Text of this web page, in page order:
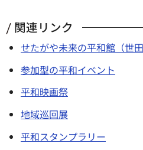
関連リンク
せたがや未来の平和館（世
参加型の平和イベント
平和映画祭
地域巡回展
平和スタンプラリー